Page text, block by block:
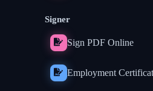
Signer
Sign PDF Online
Employment